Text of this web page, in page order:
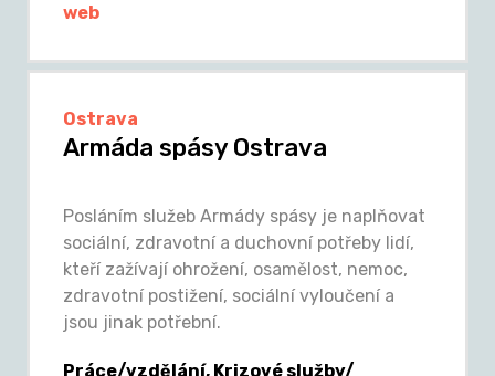
web
Ostrava
Armáda spásy Ostrava
Posláním služeb Armády spásy je naplňovat
sociální, zdravotní a duchovní potřeby lidí,
kteří zažívají ohrožení, osamělost, nemoc,
zdravotní postižení, sociální vyloučení a
jsou jinak potřební.
Práce/vzdělání, Krizové služby/